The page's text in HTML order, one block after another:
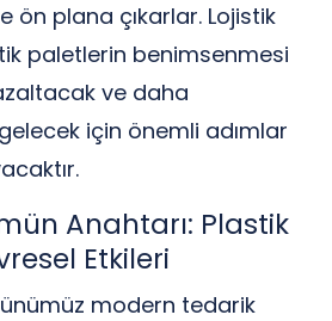
ön plana çıkarlar. Lojistik
paletlerin benimsenmesi
ve daha
için önemli adımlar
Anahtarı: Plastik
Etkileri
modern tedarik